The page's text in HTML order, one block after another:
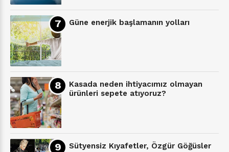
Güne enerjik başlamanın yolları
Kasada neden ihtiyacımız olmayan
ürünleri sepete atıyoruz?
Sütyensiz Kıyafetler, Özgür Göğüsler